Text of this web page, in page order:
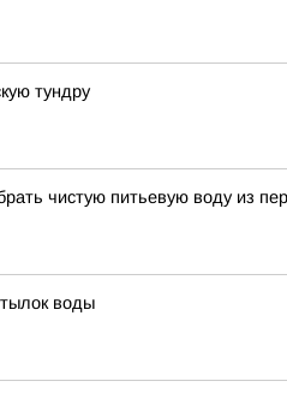
тундру
чистую питьевую воду из
воды